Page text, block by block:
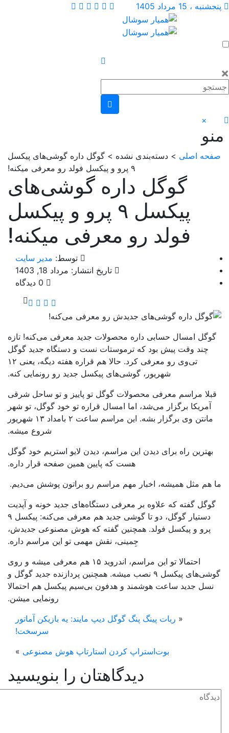
، 15 مرداد 1405
اصلی> دسته‌بندی نشده > گوگل داره گوشی‌های پیکسل
گوگل داره گوشی‌های
پیکسل ۹ پرو و پیکسل
فولد رو معرفی میکنه!
توسط:مدیر سایت
تاریخ انتشار: مرداد 18, 1403
امسال حسابی داره محصولات جدید معرفی می‌کنه! تازه
چند وقت پیش بود که ترموستات نست و دستگاه جدید گوگل
تی‌وی رو معرفی کرد. حالا هم قراره هفته دیگه، یعنی ۱۲
شهریور، گوشی‌های پیکسل جدید رو رونمایی کنه.
مراسم معرفی محصولات گوگل تو پاییز و تو ساحل شرقی
آمریکا برگزار می‌شد، اما امسال قراره تو خود گوگل، تو شهر
مانتن وی برگزار بشه. این مراسم ساعت ۲ بامداد ۱۳ شهریور
شروع میشه.
بهترین راه برای دیدن این مراسم، دیدن لایو استریم خود گوگل
هست که پایین همین صفحه قرار داره.
هم مثل همیشه، اخبار مهم مراسم رو براتون پوشش می‌دیم.
گفته که علاوه بر معرفی دستگاه‌های جدید خونه و آپدیت
دستیار گوگل، دو تا گوشی جدید هم معرفی می‌کنه: پیکسل ۹
پرو و پیکسل فولد. همچنین گفته که هوش مصنوعی جدیدش،
جِمینی، نقش مهمی تو این مراسم داره.
احتمالا تو این مراسم، اندروید ۱۵ هم معرفی میشه و روی
گوشی‌های پیکسل ۹ نصب میشه. همچنین پردازنده جدید گوگل و
نسل جدید ساعت هوشمند و هدفون بی‌سیم پیکسل هم احتمالا
رونمایی میشن.
ربات پینگ پنگ گوگل دیپ مایند: یه بازیکن آماتور
سرسخت!
بوت‌استراپ کردن استارتاپ هوش مصنوعی»
دیدگاهتان را بنویسید